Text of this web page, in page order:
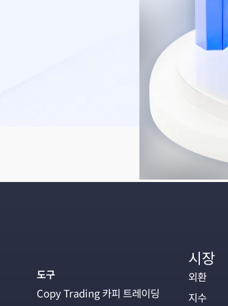
도구
Copy Trading 카피 트레이딩
시장
외환
지수